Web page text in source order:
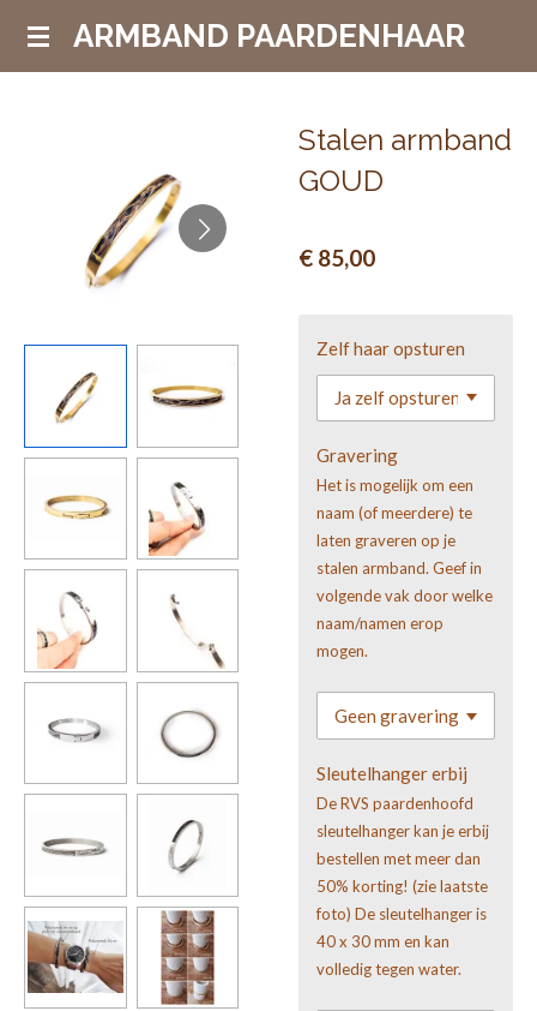
Ga
ARMBAND PAARDENHAAR
Stalen armband
GOUD
€ 85,00
Zelf haar opsturen
Gravering
Het is mogelijk om een
naam (of meerdere) te
laten graveren op je
stalen armband. Geef in
volgende vak door welke
naam/namen erop
mogen.
Sleutelhanger erbij
De RVS paardenhoofd
sleutelhanger kan je erbij
bestellen met meer dan
50% korting! (zie laatste
foto) De sleutelhanger is
40 x 30 mm en kan
volledig tegen water.